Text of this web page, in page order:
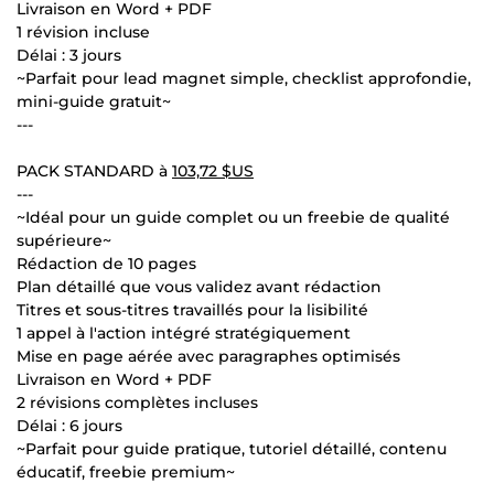
Livraison en Word + PDF
1 révision incluse
Délai : 3 jours
~Parfait pour lead magnet simple, checklist approfondie,
mini-guide gratuit~
---
PACK STANDARD à 103,72 $US
---
~Idéal pour un guide complet ou un freebie de qualité
supérieure~
Rédaction de 10 pages
Plan détaillé que vous validez avant rédaction
Titres et sous-titres travaillés pour la lisibilité
1 appel à l'action intégré stratégiquement
Mise en page aérée avec paragraphes optimisés
Livraison en Word + PDF
2 révisions complètes incluses
Délai : 6 jours
~Parfait pour guide pratique, tutoriel détaillé, contenu
éducatif, freebie premium~